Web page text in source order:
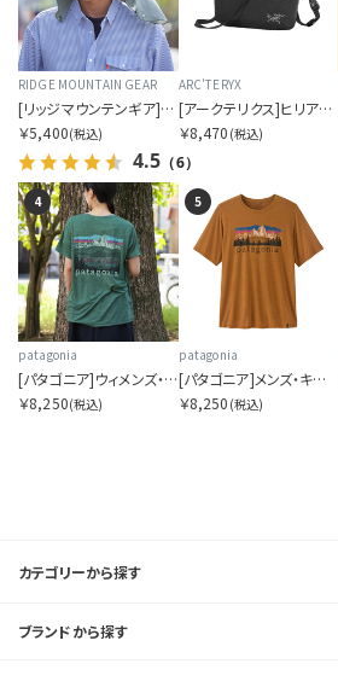
RIDGE MOUNTAIN GEAR
[リッジマウンテンギア]サンシェード 2026
￥5,400(税込)
4.5 （6）
ARC'TERYX
[アークテリクス]ヒリアド クロスボディ
￥8,470 (税込)
4
patagonia
[パタゴニア]ウィメンズ・キャプリーン・クール・デイリー・シャツ（フィッツロイ・フットヒルズ）
￥8,250(税込)
5
patagonia
[パタゴニア]メンズ・キャプリーン・クール・デイリー・シャツ（フィッツロイ・フットヒルズ）
￥8,250 (税込)
カテゴリーから探す
ブランドから探す